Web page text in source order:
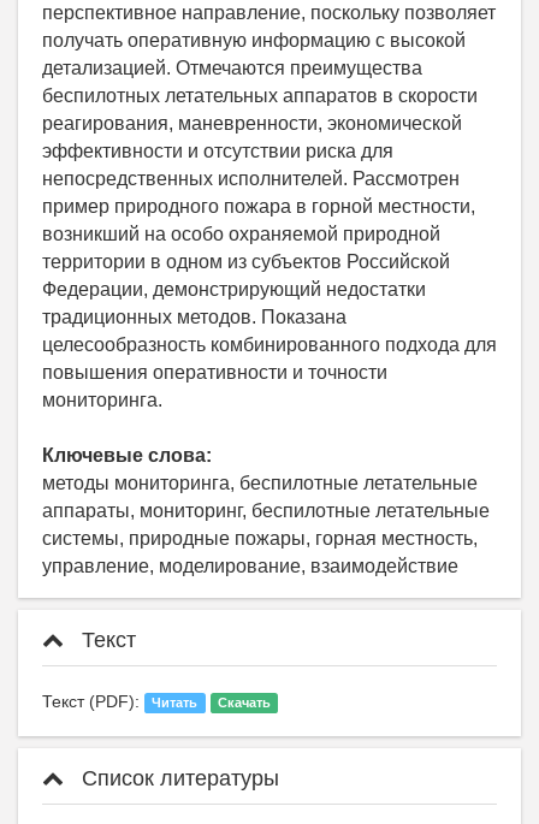
перспективное направление, поскольку позволяет
получать оперативную информацию с высокой
детализацией. Отмечаются преимущества
беспилотных летательных аппаратов в скорости
реагирования, маневренности, экономической
эффективности и отсутствии риска для
непосредственных исполнителей. Рассмотрен
пример природного пожара в горной местности,
возникший на особо охраняемой природной
территории в одном из субъектов Российской
Федерации, демонстрирующий недостатки
традиционных методов. Показана
целесообразность комбинированного подхода для
повышения оперативности и точности
мониторинга.
Ключевые слова:
методы мониторинга, беспилотные летательные
аппараты, мониторинг, беспилотные летательные
системы, природные пожары, горная местность,
управление, моделирование, взаимодействие
Текст
Текст (PDF): Читать Скачать
Список литературы